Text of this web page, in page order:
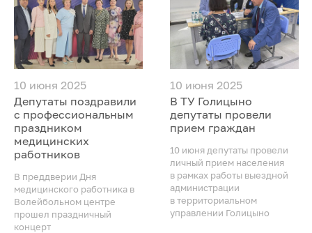
10 июня 2025
Депутаты поздравили
с профессиональным
праздником
медицинских
работников
В преддверии Дня
медицинского работника в
Волейбольном центре
прошел праздничный
концерт
10 июня 2025
В ТУ Голицыно
депутаты провели
прием граждан
10 июня депутаты провели
личный прием населения
в рамках работы выездной
администрации
в территориальном
управлении Голицыно